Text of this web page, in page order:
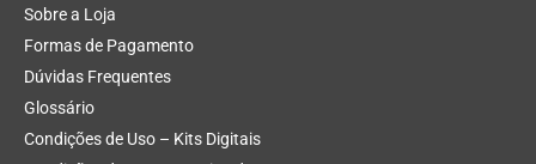
Sobre a Loja
Formas de Pagamento
Dúvidas Frequentes
Glossário
Condições de Uso – Kits Digitais